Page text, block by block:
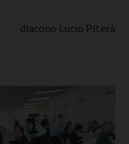
diacono Lucio Piterà